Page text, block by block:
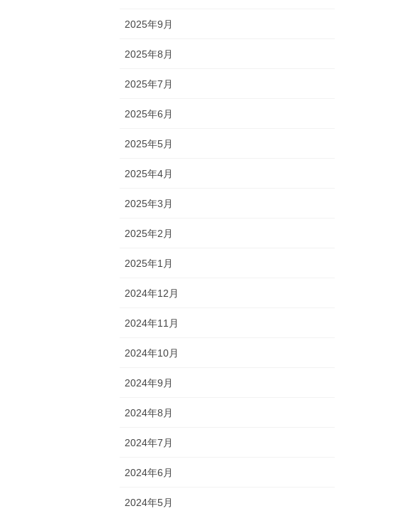
2025年9月
2025年8月
2025年7月
2025年6月
2025年5月
2025年4月
2025年3月
2025年2月
2025年1月
2024年12月
2024年11月
2024年10月
2024年9月
2024年8月
2024年7月
2024年6月
2024年5月